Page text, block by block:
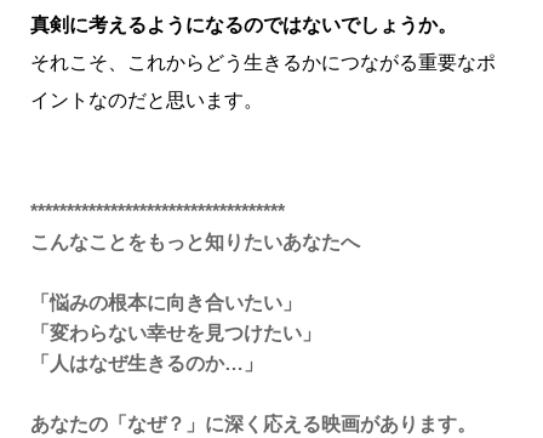
真剣に考えるようになるのではないでしょうか。
それこそ、これからどう生きるかにつながる重要なポ
イントなのだと思います。
***********************************
こんなことをもっと知りたいあなたへ
「悩みの根本に向き合いたい」
「変わらない幸せを見つけたい」
「人はなぜ生きるのか…」
あなたの「なぜ？」に深く応える映画があります。